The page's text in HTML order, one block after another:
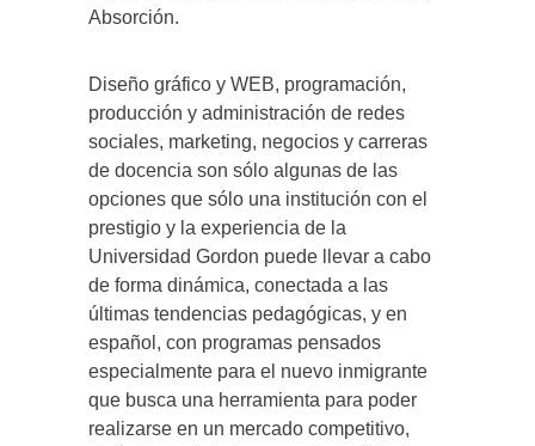
Absorción.
Diseño gráfico y WEB, programación,
producción y administración de redes
sociales, marketing, negocios y carreras
de docencia son sólo algunas de las
opciones que sólo una institución con el
prestigio y la experiencia de la
Universidad Gordon puede llevar a cabo
de forma dinámica, conectada a las
últimas tendencias pedagógicas, y en
español, con programas pensados
especialmente para el nuevo inmigrante
que busca una herramienta para poder
realizarse en un mercado competitivo,